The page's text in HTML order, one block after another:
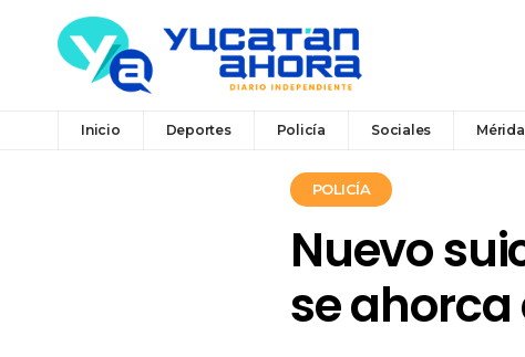
Inicio Deportes Policía Sociales Mérida
POLICÍA
Nuevo
se